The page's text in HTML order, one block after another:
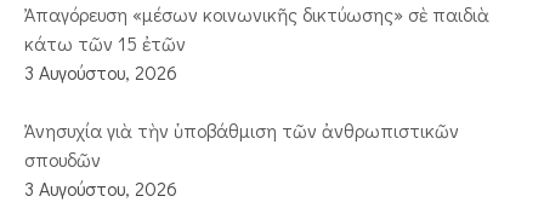
Ἀπαγόρευση «μέσων κοινωνικῆς δικτύωσης» σὲ παιδιὰ
κάτω τῶν 15 ἐτῶν
3 Αυγούστου, 2026
Ἀνησυχία γιὰ τὴν ὑποβάθμιση τῶν ἀνθρωπιστικῶν
σπουδῶν
3 Αυγούστου, 2026